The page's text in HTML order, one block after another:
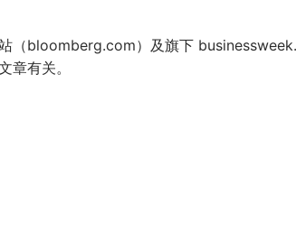
（bloomberg.com）及旗下
章有关。